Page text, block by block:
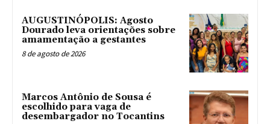
AUGUSTINÓPOLIS: Agosto
Dourado leva orientações sobre
amamentação a gestantes
8 de agosto de 2026
Marcos Antônio de Sousa é
escolhido para vaga de
desembargador no Tocantins